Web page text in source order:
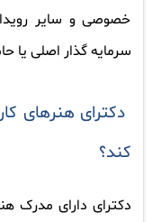
خصوصی و سایر
سرمایه گذار اصلی یا
دکترای هنرهای
کند؟
دکترای دارای مدرک